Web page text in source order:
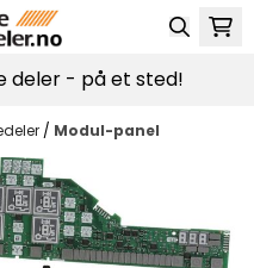
deler - på et sted!
/ Modul-panel